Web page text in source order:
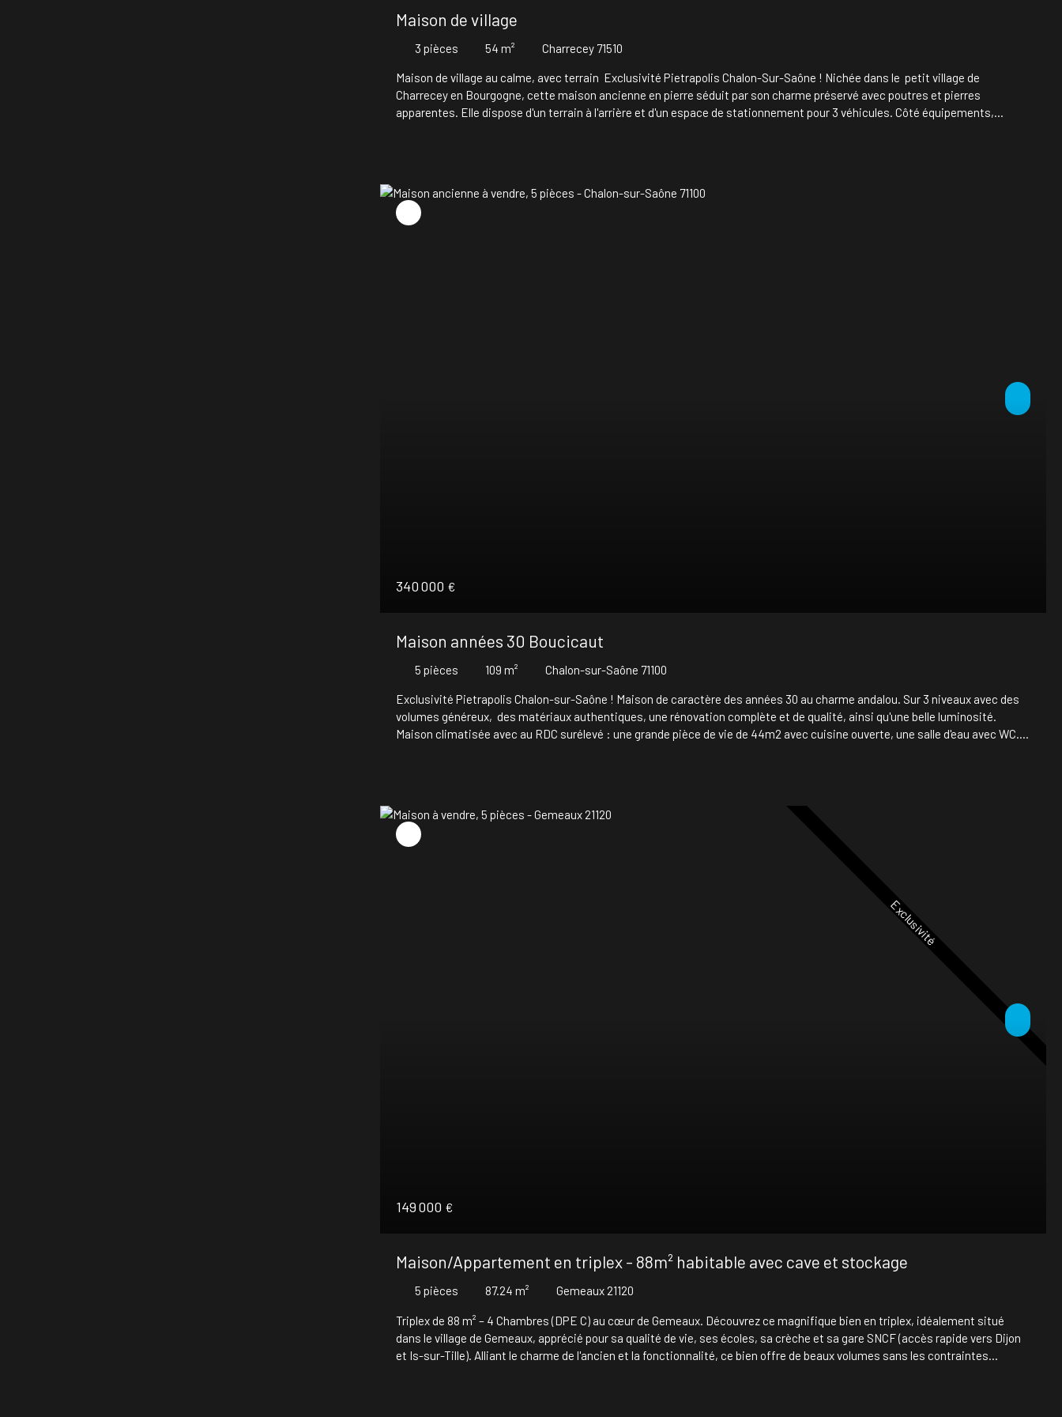
Maison de village
3pièces 54m² Charrecey 71510
Maison de village au calme, avec terrain Exclusivité Pietrapolis Chalon-Sur-Saône ! Nichée dans le petit village de
Charrecey en Bourgogne, cette maison ancienne en pierre séduit par son charme préservé avec poutres et pierres
apparentes. Elle dispose d'un terrain à l'arrière et d'un espace de stationnement pour 3 véhicules. Côté équipements,
340 000 €
Maison années 30 Boucicaut
5pièces 109m² Chalon-sur-Saône 71100
Exclusivité Pietrapolis Chalon-sur-Saône ! Maison de caractère des années 30 au charme andalou. Sur 3 niveaux avec des
volumes généreux, des matériaux authentiques, une rénovation complète et de qualité, ainsi qu'une belle luminosité.
Maison climatisée avec au RDC surélevé : une grande pièce de vie de 44m2 avec cuisine ouverte, une salle d'eau avec WC.
des commodités, cette propriété séduira les amateurs de biens de caractère et d'évasion. Plus de renseignements sur
notre site web chalon. pietrapolis. fr ou contactez directement Julien PARCHEMIN au 06-12-20-64-49.
Exclusivité
149 000 €
Maison/Appartement en triplex - 88m² habitable avec cave et stockage
5pièces 87.24m² Gemeaux 21120
Triplex de 88 m² – 4 Chambres (DPE C) au cœur de Gemeaux. Découvrez ce magnifique bien en triplex, idéalement situé
dans le village de Gemeaux, apprécié pour sa qualité de vie, ses écoles, sa crèche et sa gare SNCF (accès rapide vers Dijon
et Is-sur-Tille). Alliant le charme de l'ancien et la fonctionnalité, ce bien offre de beaux volumes sans les contraintes